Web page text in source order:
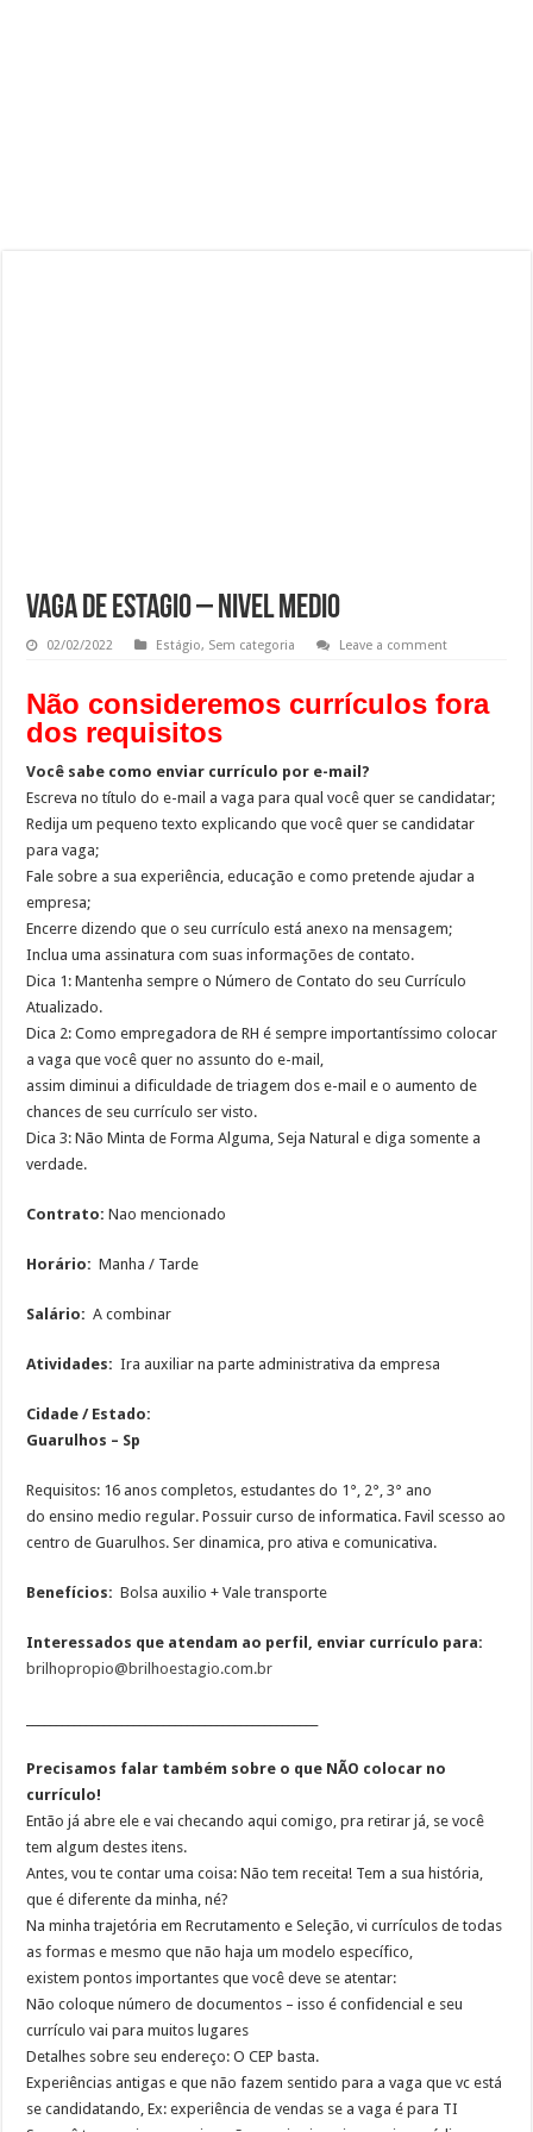
Vaga de estagio – nivel medio
02/02/2022 Estágio, Sem categoria Leave a comment
Não consideremos currículos fora
dos requisitos
Você sabe como enviar currículo por e-mail?
Escreva no título do e-mail a vaga para qual você quer se candidatar;
Redija um pequeno texto explicando que você quer se candidatar
para vaga;
Fale sobre a sua experiência, educação e como pretende ajudar a
empresa;
Encerre dizendo que o seu currículo está anexo na mensagem;
Inclua uma assinatura com suas informações de contato.
Dica 1: Mantenha sempre o Número de Contato do seu Currículo
Atualizado.
Dica 2: Como empregadora de RH é sempre importantíssimo colocar
a vaga que você quer no assunto do e-mail,
assim diminui a dificuldade de triagem dos e-mail e o aumento de
chances de seu currículo ser visto.
Dica 3: Não Minta de Forma Alguma, Seja Natural e diga somente a
verdade.
Contrato: Nao mencionado
Horário: Manha / Tarde
Salário: A combinar
Atividades: Ira auxiliar na parte administrativa da empresa
Cidade / Estado:
Guarulhos – Sp
Requisitos: 16 anos completos, estudantes do 1°, 2°, 3° ano
do ensino medio regular. Possuir curso de informatica. Favil scesso ao
centro de Guarulhos. Ser dinamica, pro ativa e comunicativa.
Benefícios: Bolsa auxilio + Vale transporte
Interessados que atendam ao perfil, enviar currículo para:
brilhopropio@brilhoestagio.com.br
Precisamos falar também sobre o que NÃO colocar no
currículo!
Então já abre ele e vai checando aqui comigo, pra retirar já, se você
tem algum destes itens.
Antes, vou te contar uma coisa: Não tem receita! Tem a sua história,
que é diferente da minha, né?
Na minha trajetória em Recrutamento e Seleção, vi currículos de todas
as formas e mesmo que não haja um modelo específico,
existem pontos importantes que você deve se atentar:
Não coloque número de documentos – isso é confidencial e seu
currículo vai para muitos lugares
Detalhes sobre seu endereço: O CEP basta.
Experiências antigas e que não fazem sentido para a vaga que vc está
se candidatando, Ex: experiência de vendas se a vaga é para TI